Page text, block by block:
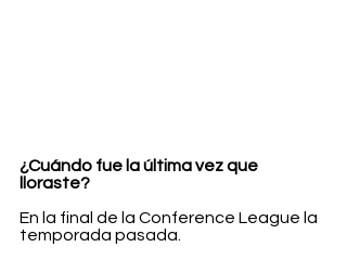
¿Cuándo fue la última vez que
lloraste?
En la final de la Conference League la
temporada pasada.